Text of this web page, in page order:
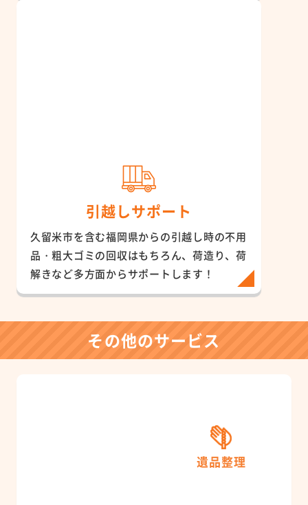
引越しサポート
久留米市を含む福岡県からの引越し時の不用
品・粗大ゴミの回収はもちろん、荷造り、荷
解きなど多方面からサポートします！
その他のサービス
遺品整理